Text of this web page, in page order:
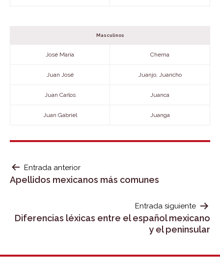
Masculinos
José María Chema
Juan José Juanjo, Juancho
Juan Carlos Juanca
Juan Gabriel Juanga
NAVEGACIÓN
DE
Entrada anterior
Apellidos mexicanos más comunes
Entrada siguiente
Diferencias léxicas entre el español mexicano
y el peninsular